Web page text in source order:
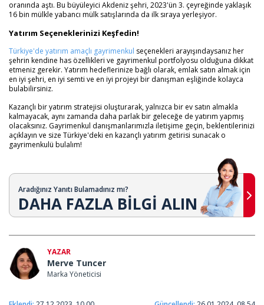
oranında aştı. Bu büyüleyici Akdeniz şehri, 2023'ün 3. çeyreğinde yaklaşık
16 bin mülkle yabancı mülk satışlarında da ilk sıraya yerleşiyor.
Yatırım Seçeneklerinizi Keşfedin!
Türkiye'de yatırım amaçlı gayrimenkul seçenekleri arayışındaysanız her
şehrin kendine has özellikleri ve gayrimenkul portfolyosu olduğuna dikkat
etmeniz gerekir. Yatırım hedeflerinize bağlı olarak, emlak satın almak için
en iyi şehri, en iyi semti ve en iyi projeyi bir danışman eşliğinde kolayca
bulabilirsiniz.
Kazançlı bir yatırım stratejisi oluşturarak, yalnızca bir ev satın almakla
kalmayacak, aynı zamanda daha parlak bir geleceğe de yatırım yapmış
olacaksınız. Gayrimenkul danışmanlarımızla iletişime geçin, beklentilerinizi
açıklayın ve size Türkiye'deki en kazançlı yatırım getirisi sunacak o
gayrimenkulü bulalım!
Aradığınız Yanıtı Bulamadınız mı?
DAHA FAZLA BİLGİ ALIN
YAZAR
Merve Tuncer
Marka Yöneticisi